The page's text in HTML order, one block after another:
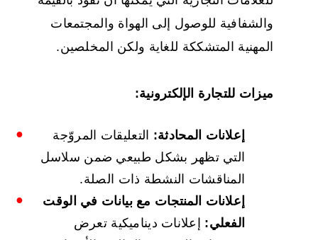
والشفافية للوصول إلى الهواة والمجتمعات
المهنية المتشككة للغاية ولكن المخلصين.
ميزات للتجارة الإلكترونية:
إعلانات المحادثة:التعليقات المروّجة
التي تظهر بشكل طبيعي ضمن سلاسل
المناقشات النشطة ذات الصلة.
إعلانات المنتجات مع بيانات في الوقت
الفعلي:إعلانات ديناميكية تعرض